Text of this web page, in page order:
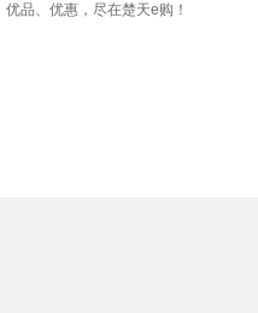
品、优惠，尽在楚天e购！